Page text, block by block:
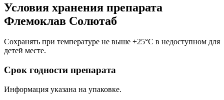
Условия хранения препарата
Флемоклав Солютаб
Сохранять при температуре не выше +25°С в недоступном для
детей месте.
Срок годности препарата
Информация указана на упаковке.